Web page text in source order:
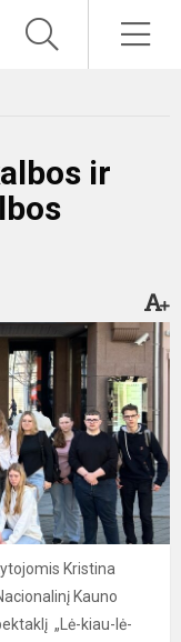
ir
Kristina
Kauno
„Lė-kiau-lė-